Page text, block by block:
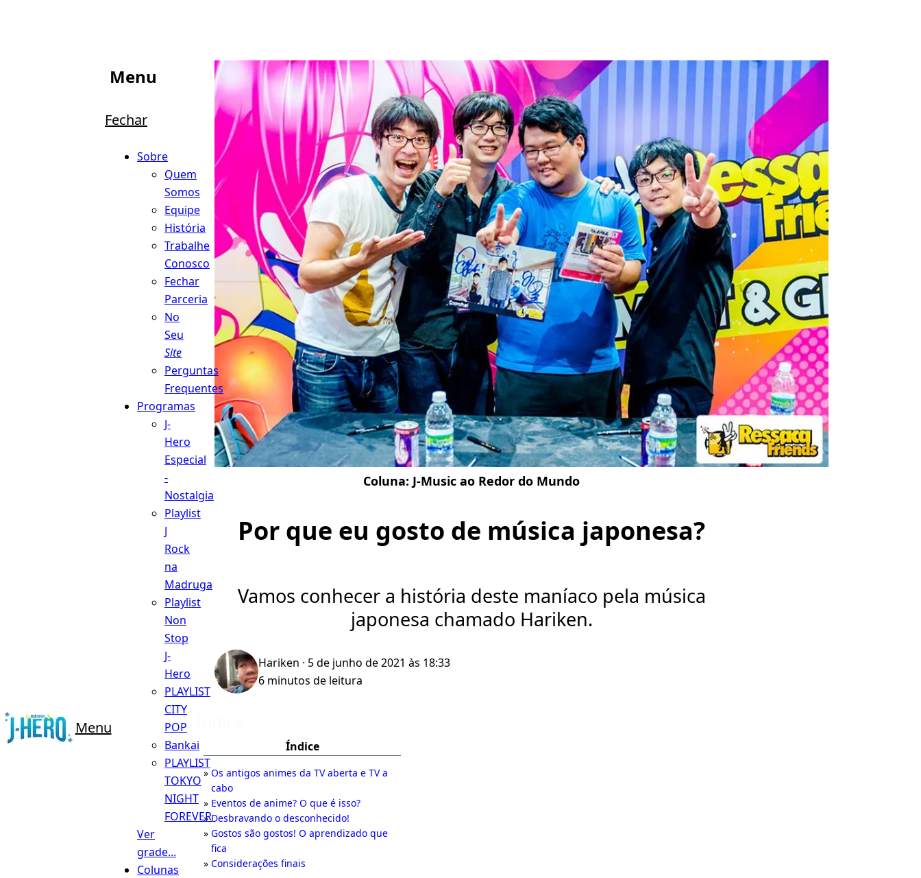
Menu
Menu
Fechar
Sobre
Quem
Somos
Equipe
História
Trabalhe
Conosco
Fechar
Parceria
No
Seu
Site
Perguntas
Frequentes
Programas
J-
Hero
Especial
-
Nostalgia
Playlist
J
Rock
na
Madruga
Playlist
Non
Stop
J-
Hero
PLAYLIST
CITY
POP
Bankai
PLAYLIST
TOKYO
NIGHT
FOREVER
Ver
grade...
Colunas
Coluna: J-Music ao Redor do Mundo
Por que eu gosto de música japonesa?
Vamos conhecer a história deste maníaco pela música
japonesa chamado Hariken.
Hariken · 5 de junho de 2021 às 18:33
6 minutos de leitura
Índice
Os antigos animes da TV aberta e TV a
cabo
Eventos de anime? O que é isso?
Desbravando o desconhecido!
Gostos são gostos! O aprendizado que
fica
Considerações finais